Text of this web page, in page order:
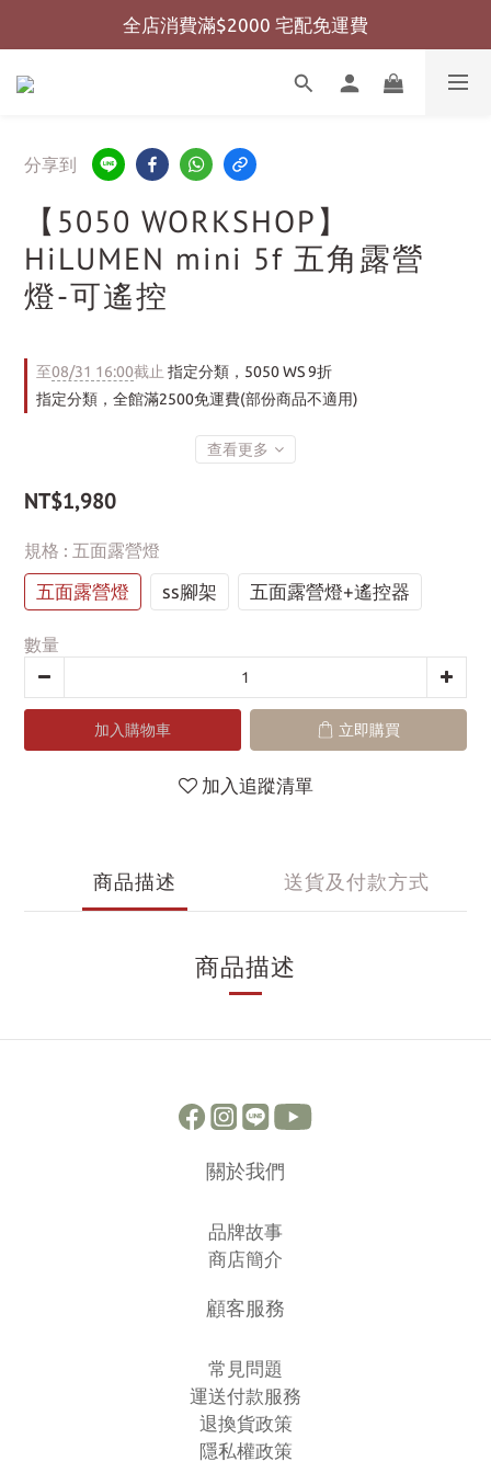
全店消費滿$999 超商免運費
全店消費滿$2000 宅配免運費
全店消費滿$999 超商免運費
分享到
【5050 WORKSHOP】
HiLUMEN mini 5f 五角露營
燈-可遙控
至08/31 16:00截止 指定分類，5050 WS 9折
指定分類，全館滿2500免運費(部份商品不適用)
查看更多
NT$1,980
規格 : 五面露營燈
五面露營燈 ss腳架 五面露營燈+遙控器
數量
加入購物車 立即購買
加入追蹤清單
商品描述 送貨及付款方式
商品描述
關於我們
品牌故事
商店簡介
顧客服務
常見問題
運送付款服務
退換貨政策
隱私權政策